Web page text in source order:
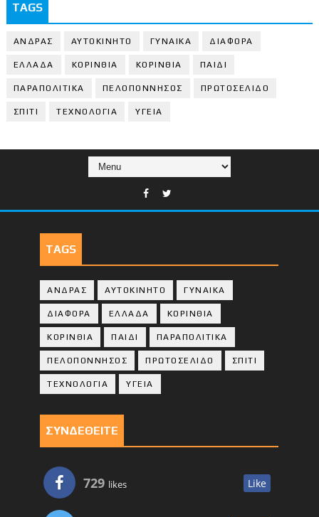
TAGS
ΑΝΔΡΑΣ ΑΥΤΟΚΙΝΗΤΟ ΓΥΝΑΙΚΑ ΔΙΑΦΟΡΑ
ΕΛΛΑΔΑ ΚΟΡΙΝΘΙΑ ΚΟΡΙΝΘΙA ΠΑΙΔΙ
ΠΑΡΑΠΟΛΙΤΙΚΑ ΠΕΛΟΠΟΝΝΗΣΟΣ ΠΡΩΤΟΣΕΛΙΔΟ
ΣΠΙΤΙ ΤΕΧΝΟΛΟΓΙΑ ΥΓΕΙΑ
TAGS
ΑΝΔΡΑΣ ΑΥΤΟΚΙΝΗΤΟ ΓΥΝΑΙΚΑ
ΔΙΑΦΟΡΑ ΕΛΛΑΔΑ ΚΟΡΙΝΘΙΑ
ΚΟΡΙΝΘΙA ΠΑΙΔΙ ΠΑΡΑΠΟΛΙΤΙΚΑ
ΠΕΛΟΠΟΝΝΗΣΟΣ ΠΡΩΤΟΣΕΛΙΔΟ ΣΠΙΤΙ
ΤΕΧΝΟΛΟΓΙΑ ΥΓΕΙΑ
ΣΥΝΔΕΘΕΙΤΕ
729 likes Like